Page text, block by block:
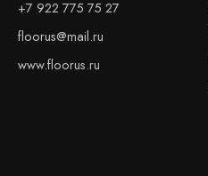
+7 922 775 75 27
floorus@mail.ru
www.floorus.ru